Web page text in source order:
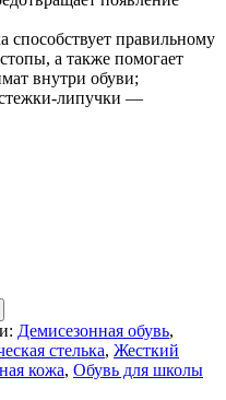
способствует правильному
а также помогает
внутри обуви;
липучки —
Демисезонная обувь,
стелька, Жесткий
кожа, Обувь для школы